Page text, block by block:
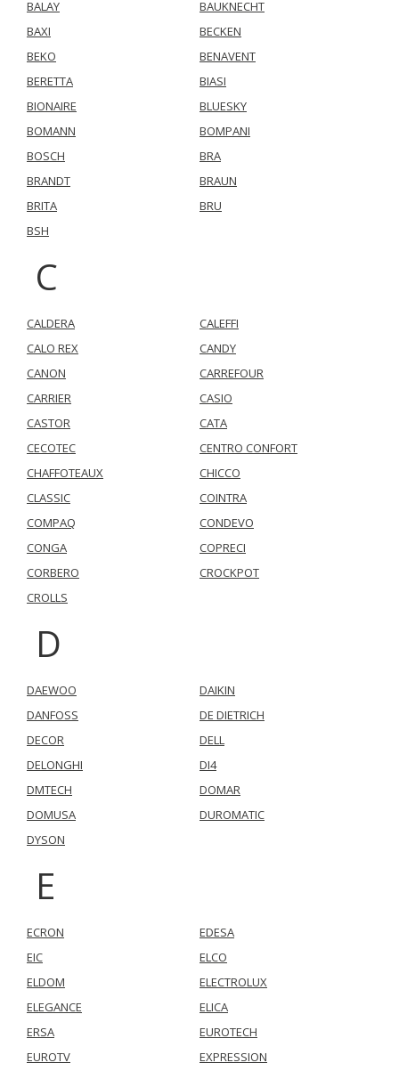
BALAY
BAUKNECHT
BAXI
BECKEN
BEKO
BENAVENT
BERETTA
BIASI
BIONAIRE
BLUESKY
BOMANN
BOMPANI
BOSCH
BRA
BRANDT
BRAUN
BRITA
BRU
BSH
C
CALDERA
CALEFFI
CALO REX
CANDY
CANON
CARREFOUR
CARRIER
CASIO
CASTOR
CATA
CECOTEC
CENTRO CONFORT
CHAFFOTEAUX
CHICCO
CLASSIC
COINTRA
COMPAQ
CONDEVO
CONGA
COPRECI
CORBERO
CROCKPOT
CROLLS
D
DAEWOO
DAIKIN
DANFOSS
DE DIETRICH
DECOR
DELL
DELONGHI
DI4
DMTECH
DOMAR
DOMUSA
DUROMATIC
DYSON
E
ECRON
EDESA
EIC
ELCO
ELDOM
ELECTROLUX
ELEGANCE
ELICA
ERSA
EUROTECH
EUROTV
EXPRESSION